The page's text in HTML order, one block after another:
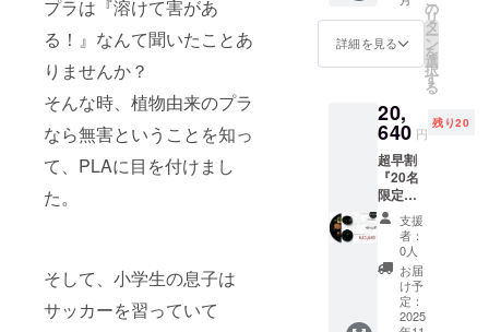
プラは『溶けて害があ
る！』なんて聞いたことあ
りませんか？
そんな時、植物由来のプラ
なら無害ということを知っ
て、PLAに目を付けまし
た。
そして、小学生の息子は
サッカーを習っていて
ティン
グ）
φ257×
H50mm
重さ：
350g 生
産地：
皿 サイ
ズ：
φ275×
H11mm
重さ：
320g 素
材：
PLA＋
漆塗り
塗装
（金が
混ざっ
てるデ
詳細を見る
の
リ
タ
ー
ン
を
選
択
す
る
20,
640 円
残り20
超早割
『20名
限定』
Dawn
Blueシ
リーズ
セット
深皿ス
クープ
サイ
支援
者：
0人
お届
け予
定：
2025